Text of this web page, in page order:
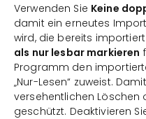
Verwenden Sie Keine
damit ein erneutes
wird, die bereits
als nur lesbar markieren
Programm den
„Nur-Lesen“ zuweist.
versehentlichen Löschen
geschützt. Deaktivieren